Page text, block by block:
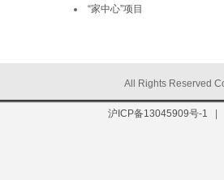
“家中心”项目
All Rights Reserved
沪ICP备13045909号-1